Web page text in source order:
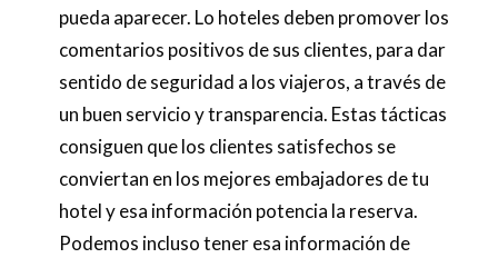
pueda aparecer. Lo hoteles deben promover los
comentarios positivos de sus clientes, para dar
sentido de seguridad a los viajeros, a través de
un buen servicio y transparencia. Estas tácticas
consiguen que los clientes satisfechos se
conviertan en los mejores embajadores de tu
hotel y esa información potencia la reserva.
Podemos incluso tener esa información de